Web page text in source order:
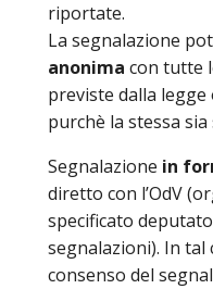
riportate.
La segnalazione
anonima con tutte
previste dalla legge
purchè la stessa
Segnalazione in
diretto con l’OdV
specificato
segnalazioni). In tal
consenso del